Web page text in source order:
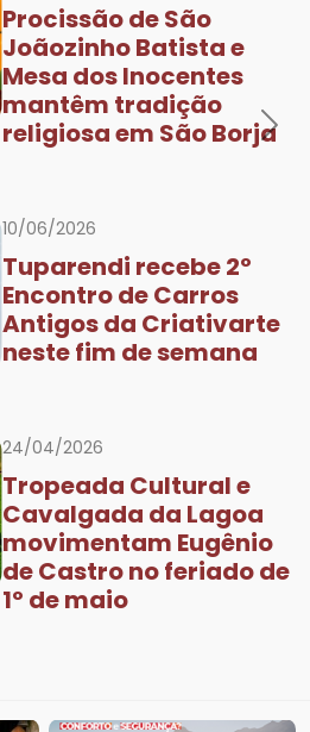
Procissão de São
Joãozinho Batista e
Mesa dos Inocentes
mantêm tradição
religiosa em São Borja
10/06/2026
Tuparendi recebe 2º
Encontro de Carros
Antigos da Criativarte
neste fim de semana
24/04/2026
Tropeada Cultural e
Cavalgada da Lagoa
movimentam Eugênio
de Castro no feriado de
1º de maio
Next